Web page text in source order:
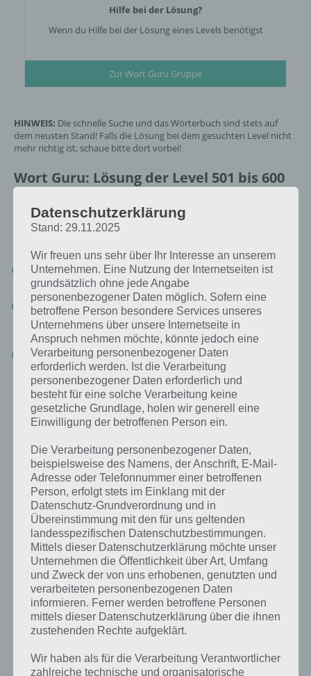
Hilfe bei der Lösung?
Wenn du Hilfe bei der Lösung eines Levels benötigst
Zur Wort Guru Gruppe
HINWEIS: Die schnelle Suche und das Wörterbuch sind stets auf
dem neusten Stand! Falls die Lösung bei dem gesuchten Level nicht
mehr richtig ist, schaue bitte dort vorbei!
Wort Guru: Lösung der Level 501 bis 600
Hier findest die Lösung der Wort Guru Level 501 bis 600 in der
Tabelle. Zunächst ein paar Hinweise, wie du die Lösung korrekt
Schaue zunächst in Wort Guru, in welchem Level du dich
befindest (oben rechts steht das aktuelle Level)
Nun schaue in der unteren Tabelle zum entsprechenden Level
(nutze auch die Suche oberhalb der Tabelle, um direkt das Level
einzugeben)
HINWEIS: Smartphone oder Tablet kann auch im Querformat
gehalten werden, um mehr zu sehen!
Lösungen der Level 501 bis 600 von Wort
Guru in der Tabelle
Datenschutzerklärung
Stand: 29.11.2025
Wir freuen uns sehr über Ihr Interesse an unserem
Unternehmen. Eine Nutzung der Internetseiten ist
grundsätzlich ohne jede Angabe
personenbezogener Daten möglich. Sofern eine
betroffene Person besondere Services unseres
Unternehmens über unsere Internetseite in
Anspruch nehmen möchte, könnte jedoch eine
Verarbeitung personenbezogener Daten
erforderlich werden. Ist die Verarbeitung
personenbezogener Daten erforderlich und
besteht für eine solche Verarbeitung keine
gesetzliche Grundlage, holen wir generell eine
Einwilligung der betroffenen Person ein.
Die Verarbeitung personenbezogener Daten,
beispielsweise des Namens, der Anschrift, E-Mail-
Adresse oder Telefonnummer einer betroffenen
Person, erfolgt stets im Einklang mit der
Datenschutz-Grundverordnung und in
Übereinstimmung mit den für uns geltenden
landesspezifischen Datenschutzbestimmungen.
Mittels dieser Datenschutzerklärung möchte unser
Unternehmen die Öffentlichkeit über Art, Umfang
und Zweck der von uns erhobenen, genutzten und
verarbeiteten personenbezogenen Daten
informieren. Ferner werden betroffene Personen
mittels dieser Datenschutzerklärung über die ihnen
zustehenden Rechte aufgeklärt.
Wir haben als für die Verarbeitung Verantwortlicher
zahlreiche technische und organisatorische